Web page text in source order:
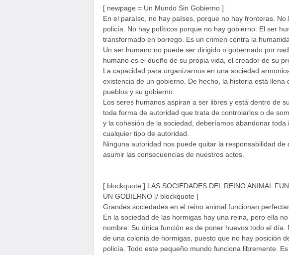
[ newpage = Un Mundo Sin Gobierno ]
En el paraíso, no hay países, porque no hay fronteras.
policía. No hay políticos porque no hay gobierno. El ser
transformado en borrego. Es un crimen contra la
Un ser humano no puede ser dirigido o gobernado por
humano es el dueño de su propia vida, el creador de su
La capacidad para organizarnos en una sociedad
existencia de un gobierno. De hecho, la historia está llena
pueblos y su gobierno.
Los seres humanos aspiran a ser libres y está dentro de
toda forma de autoridad que trata de controlarlos o de
y la cohesión de la sociedad, deberíamos abandonar
cualquier tipo de autoridad.
Ninguna autoridad nos puede quitar la responsabilidad
asumir las consecuencias de nuestros actos.
[ blockquote ] LAS SOCIEDADES DEL REINO ANIMAL
UN GOBIERNO [/ blockquote ]
Grandes sociedades en el reino animal funcionan
En la sociedad de las hormigas hay una reina, pero ella
nombre. Su única función es de poner huevos todo el
de una colonia de hormigas, puesto que no hay posición
policía. Todo este pequeño mundo funciona libremente.